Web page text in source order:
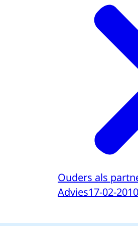
Ouders als
Advies17-02-2010